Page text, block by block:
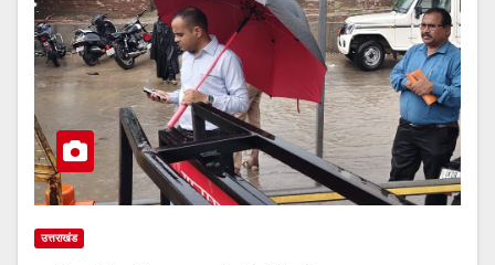
उत्तराखंड